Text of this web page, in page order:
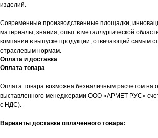
изделий.
Современные производственные площадки,
материалы, знания, опыт в металлургической
компании в выпуске продукции, отвечающей самым
отраслевым нормам.
Оплата и доставка
Оплата товара
Оплата товара возможна безналичным расчетом на
выставленного менеджерами ООО «АРМЕТ РУС»
с НДС).
Варианты доставки оплаченного товара: